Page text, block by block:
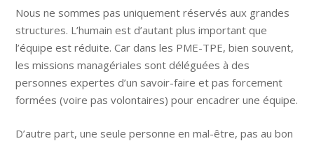
Nous ne sommes pas uniquement réservés aux grandes
structures. L’humain est d’autant plus important que
l’équipe est réduite. Car dans les PME-TPE, bien souvent,
les missions managériales sont déléguées à des
personnes expertes d’un savoir-faire et pas forcement
formées (voire pas volontaires) pour encadrer une équipe.
D’autre part, une seule personne en mal-être, pas au bon